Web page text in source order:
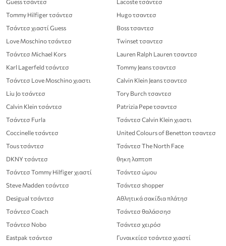
Guess τσάντεσ
Tommy Hilfiger τσάντεσ
Τσάντεσ χιαστί Guess
Love Moschino τσάντεσ
Τσάντεσ Michael Kors
Karl Lagerfeld τσάντεσ
Τσάντεσ Love Moschino χιαστι
Liu Jo τσάντεσ
Calvin Klein τσάντεσ
Τσάντεσ Furla
Coccinelle τσάντεσ
Tous τσάντεσ
DKNY τσάντεσ
Τσάντεσ Tommy Hilfiger χιαστί
Steve Madden τσάντεσ
Desigual τσάντεσ
Τσάντεσ Coach
Τσάντεσ Nobo
Eastpak τσάντεσ
Lacoste τσάντεσ
Hugo τσαντεσ
Boss τσαντεσ
Twinset τσαντεσ
Lauren Ralph Lauren τσαντεσ
Tommy Jeans τσαντεσ
Calvin Klein Jeans τσαντεσ
Tory Burch τσαντεσ
Patrizia Pepe τσαντεσ
Τσάντεσ Calvin Klein χιαστι
United Colours of Benetton τσαντεσ
Τσάντεσ The North Face
θηκη λαπτοπ
Τσάντεσ ώμου
Τσάντεσ shopper
Αθλητικά σακίδια πλάτησ
Τσάντεσ θαλάσσησ
Τσάντεσ χειρόσ
Γυναικείεσ τσάντεσ χιαστί